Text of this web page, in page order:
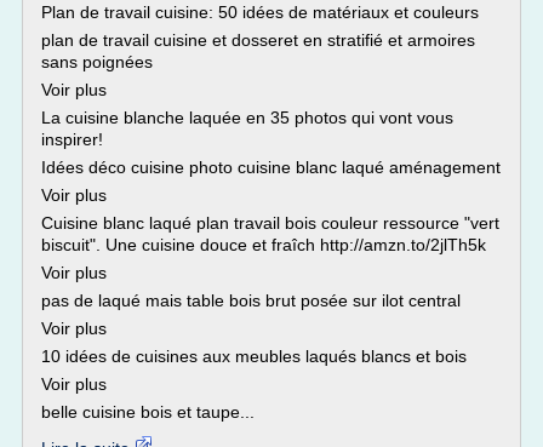
Plan de travail cuisine: 50 idées de matériaux et couleurs
plan de travail cuisine et dosseret en stratifié et armoires
sans poignées
Voir plus
La cuisine blanche laquée en 35 photos qui vont vous
inspirer!
Idées déco cuisine photo cuisine blanc laqué aménagement
Voir plus
Cuisine blanc laqué plan travail bois couleur ressource "vert
biscuit". Une cuisine douce et fraîch http://amzn.to/2jlTh5k
Voir plus
pas de laqué mais table bois brut posée sur ilot central
Voir plus
10 idées de cuisines aux meubles laqués blancs et bois
Voir plus
belle cuisine bois et taupe...